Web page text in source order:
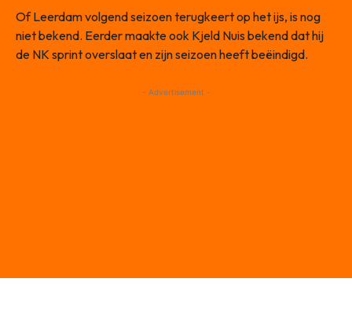
Of Leerdam volgend seizoen terugkeert op het ijs, is nog
niet bekend. Eerder maakte ook Kjeld Nuis bekend dat hij
de NK sprint overslaat en zijn seizoen heeft beëindigd.
- Advertisement -